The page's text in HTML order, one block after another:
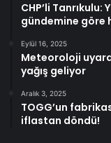
CHP’li Tanrıkulu:
gündemine göre
Eylül 16, 2025
Meteoroloji
yağış geliyor
Aralık 3, 2025
TOGG’un
iflastan döndü!